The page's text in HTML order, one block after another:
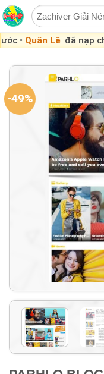
đã nạp chuyển
Skip
to
content
-49%